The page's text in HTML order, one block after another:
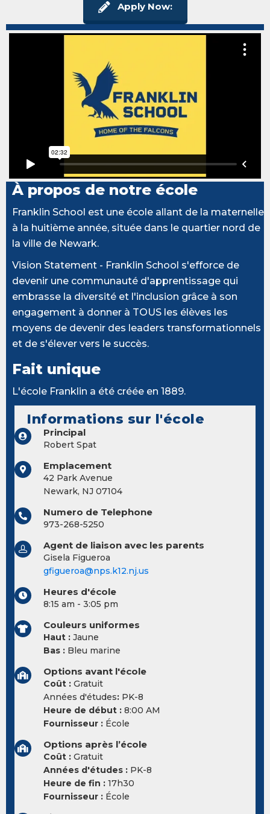
Apply Now:
À propos de notre école
Franklin School est une école allant de la maternelle
à la huitième année, située dans le quartier nord de
la ville de Newark.
Vision Statement - Franklin School s'efforce de
devenir une communauté d'apprentissage qui
embrasse la diversité et l'inclusion grâce à son
engagement à donner à TOUS les élèves les
moyens de devenir des leaders transformationnels
et de s'élever vers le succès.
Fait unique
L'école Franklin a été créée en 1889.
Informations sur l'école
Principal
Robert Spat
Emplacement
42 Park Avenue
Newark, NJ 07104
Numero de Telephone
973-268-5250
Agent de liaison avec les parents
Gisela Figueroa
gfigueroa@nps.k12.nj.us
Heures d'école
8:15 am - 3:05 pm
Couleurs uniformes
Haut : Jaune
Bas : Bleu marine
Options avant l'école
Coût : Gratuit
Années d'études: PK-8
Heure de début : 8:00 AM
Fournisseur : École
Options après l’école
Coût : Gratuit
Années d'études : PK-8
Heure de fin : 17h30
Fournisseur : École